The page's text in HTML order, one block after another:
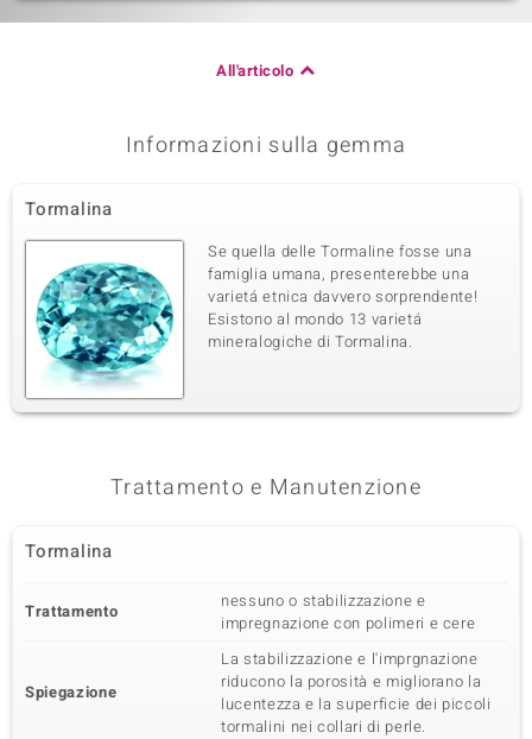
All'articolo
Informazioni sulla gemma
Tormalina
Se quella delle Tormaline fosse una
famiglia umana, presenterebbe una
varietá etnica davvero sorprendente!
Esistono al mondo 13 varietá
mineralogiche di Tormalina.
Trattamento e Manutenzione
Tormalina
Trattamento
nessuno o stabilizzazione e
impregnazione con polimeri e cere
Spiegazione
La stabilizzazione e l'imprgnazione
riducono la porosità e migliorano la
lucentezza e la superficie dei piccoli
tormalini nei collari di perle.